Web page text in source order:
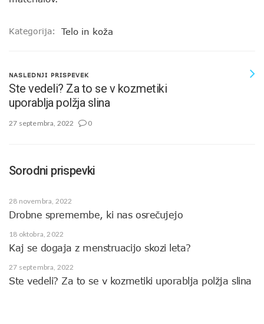
Kategorija: Telo in koža
NASLEDNJI PRISPEVEK
Ste vedeli? Za to se v kozmetiki
uporablja polžja slina
27 septembra, 2022 0
Sorodni prispevki
28 novembra, 2022
Drobne spremembe, ki nas osrečujejo
18 oktobra, 2022
Kaj se dogaja z menstruacijo skozi leta?
27 septembra, 2022
Ste vedeli? Za to se v kozmetiki uporablja polžja slina